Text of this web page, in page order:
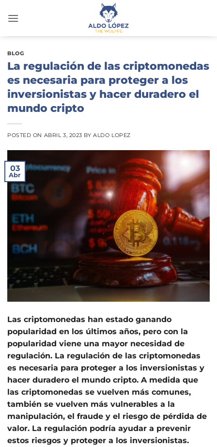
BLOG
La regulación de las criptomonedas
es necesaria para proteger a los
inversionistas y hacer duradero el
mundo cripto
POSTED ON ABRIL 3, 2023 BYALDO LOPEZ
03
Abr
Las criptomonedas han estado ganando
popularidad en los últimos años, pero con la
popularidad viene una mayor necesidad de
regulación. La regulación de las criptomonedas
es necesaria para proteger a los inversionistas y
hacer duradero el mundo cripto. A medida que
las criptomonedas se vuelven más comunes,
también se vuelven más vulnerables a la
manipulación, el fraude y el riesgo de pérdida de
valor. La regulación podría ayudar a prevenir
estos riesgos y proteger a los inversionistas.